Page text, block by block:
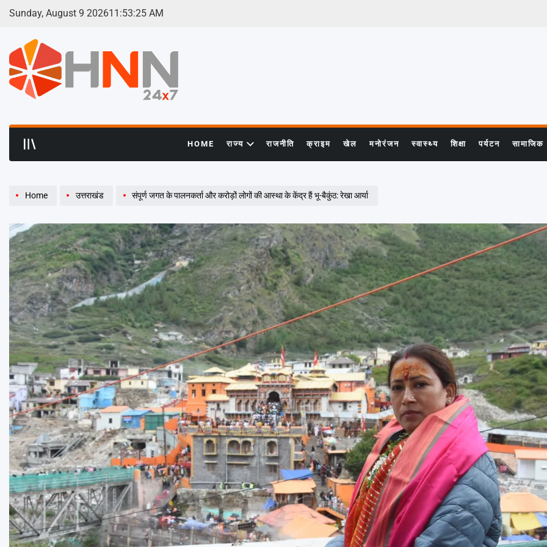
Skip
Sunday, August 9 202611 :53:26 AM
HOME राज्य राजनीति क्राइम खेल मनोरंजन स्वास्थ्य शिक्षा पर्यटन सामाजिक
Home उत्तराखंड संपूर्ण जगत के पालनकर्ता और करोड़ों लोगों की आस्था के केंद्र हैं भू-बैकुंठ: रेखा आर्या